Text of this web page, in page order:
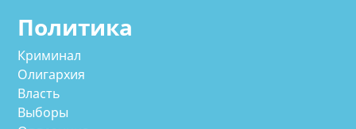
Политика
Криминал
Олигархия
Власть
Выборы